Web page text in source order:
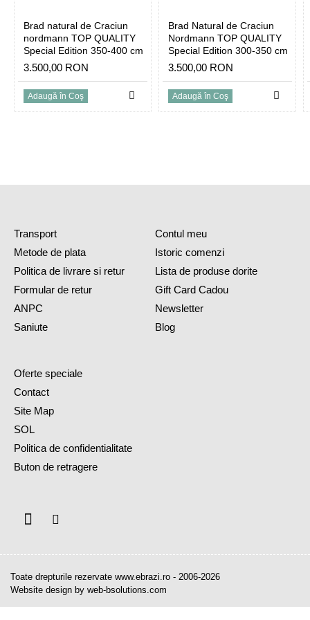
Brad natural de Craciun
nordmann TOP QUALITY
Special Edition 350-400 cm
3.500,00 RON
Adaugă în Coş
Brad Natural de Craciun
Nordmann TOP QUALITY
Special Edition 300-350 cm
3.500,00 RON
Adaugă în Coş
Transport
Metode de plata
Politica de livrare si retur
Formular de retur
ANPC
Saniute
Contul meu
Istoric comenzi
Lista de produse dorite
Gift Card Cadou
Newsletter
Blog
Oferte speciale
Contact
Site Map
SOL
Politica de confidentialitate
Buton de retragere
Toate drepturile rezervate www.ebrazi.ro - 2006-2026
Website design by web-bsolutions.com